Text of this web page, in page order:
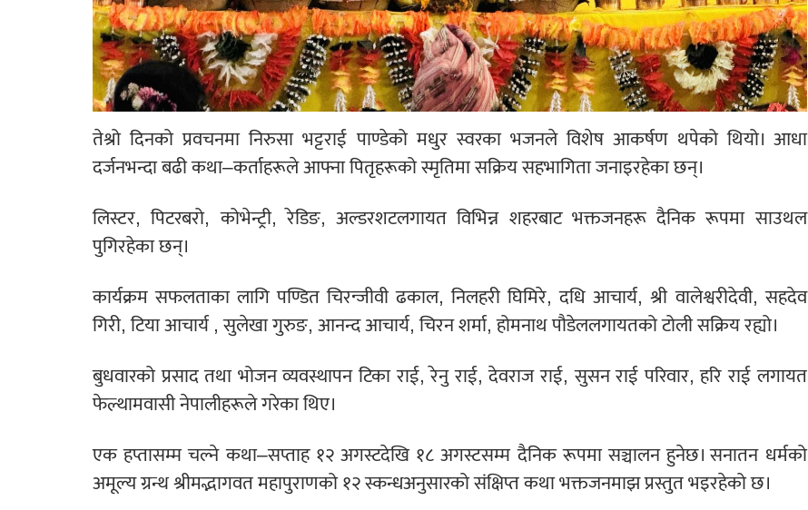
तेश्रो दिनको प्रवचनमा निरुसा भट्टराई पाण्डेको मधुर स्वरका भजनले विशेष आकर्षण थपेको थियो। आधा
दर्जनभन्दा बढी कथा–कर्ताहरूले आफ्ना पितृहरूको स्मृतिमा सक्रिय सहभागिता जनाइरहेका छन्।
लिस्टर, पिटरबरो, कोभेन्ट्री, रेडिङ, अल्डरशटलगायत विभिन्न शहरबाट भक्तजनहरू दैनिक रूपमा साउथल
पुगिरहेका छन्।
कार्यक्रम सफलताका लागि पण्डित चिरन्जीवी ढकाल, निलहरी घिमिरे, दधि आचार्य, श्री वालेश्वरीदेवी, सहदेव
गिरी, टिया आचार्य , सुलेखा गुरुङ, आनन्द आचार्य, चिरन शर्मा, होमनाथ पौडेललगायतको टोली सक्रिय रह्यो।
बुधवारको प्रसाद तथा भोजन व्यवस्थापन टिका राई, रेनु राई, देवराज राई, सुसन राई परिवार, हरि राई लगायत
फेल्थामवासी नेपालीहरूले गरेका थिए।
एक हप्तासम्म चल्ने कथा–सप्ताह १२ अगस्टदेखि १८ अगस्टसम्म दैनिक रूपमा सञ्चालन हुनेछ। सनातन धर्मको
अमूल्य ग्रन्थ श्रीमद्भागवत महापुराणको १२ स्कन्धअनुसारको संक्षिप्त कथा भक्तजनमाझ प्रस्तुत भइरहेको छ।